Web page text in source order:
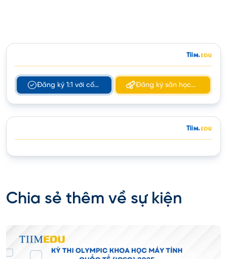
Đăng ký 1:1 với cố
vấn tuyển sinh
Đăng ký săn học
bổng
Chia sẻ thêm về sự kiện